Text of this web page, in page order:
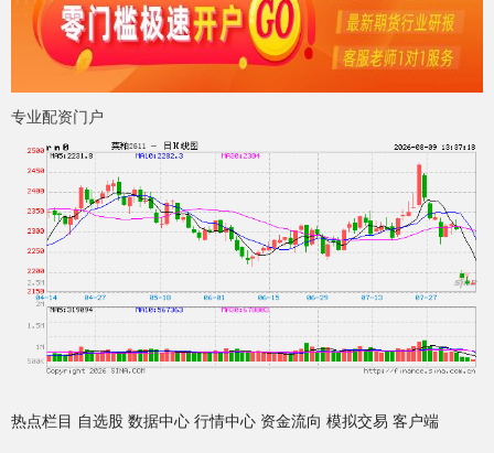
专业配资门户
热点栏目 自选股 数据中心 行情中心 资金流向 模拟交易 客户端